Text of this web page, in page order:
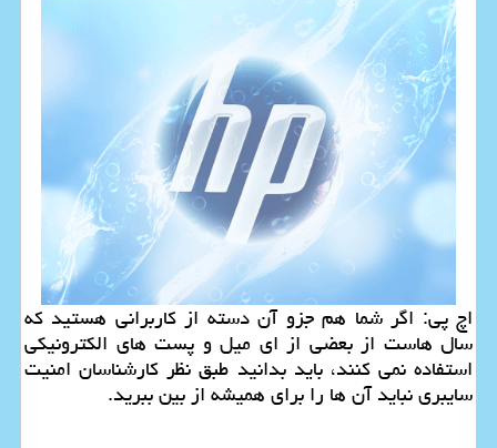
اچ پی: اگر شما هم جزو آن دسته از كاربرانی هستید كه
سال هاست از بعضی از ای میل و پست های الكترونیكی
استفاده نمی كنند، باید بدانید طبق نظر كارشناسان امنیت
سایبری نباید آن ها را برای همیشه از بین ببرید.